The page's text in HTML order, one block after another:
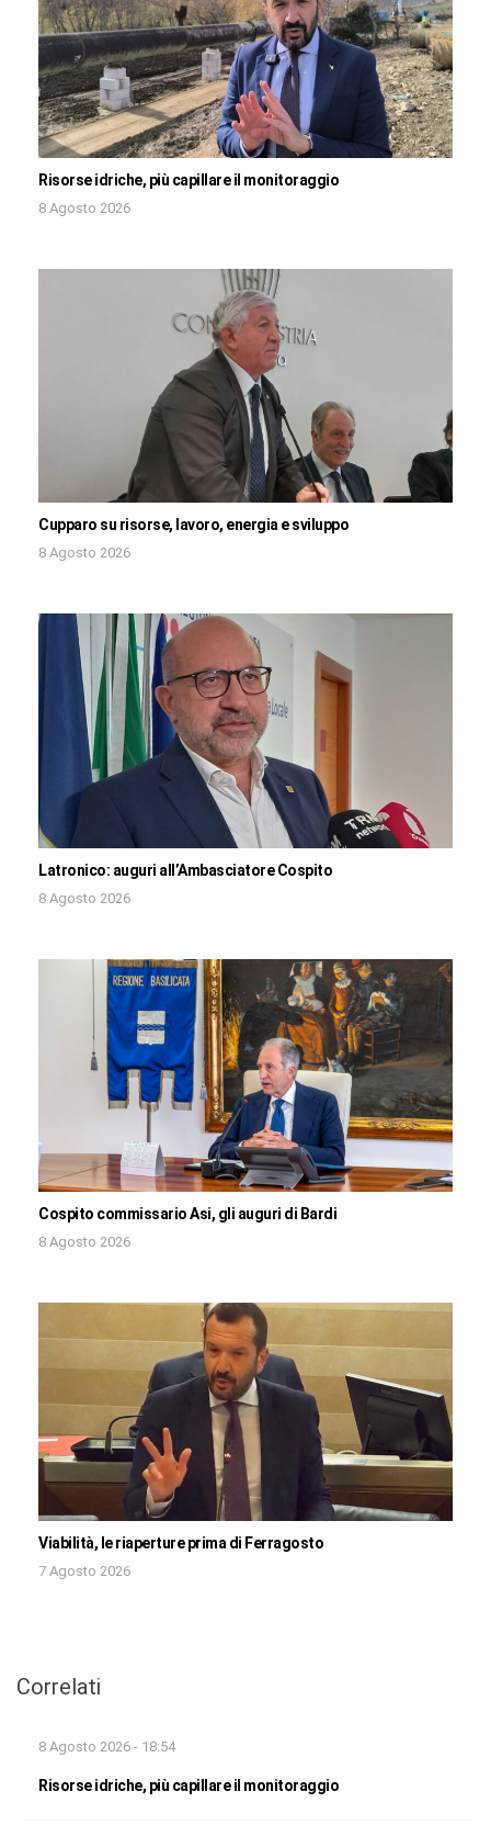
Risorse idriche, più capillare il monitoraggio
8 Agosto 2026
Cupparo su risorse, lavoro, energia e sviluppo
8 Agosto 2026
Latronico: auguri all’Ambasciatore Cospito
8 Agosto 2026
Cospito commissario Asi, gli auguri di Bardi
8 Agosto 2026
Viabilità, le riaperture prima di Ferragosto
7 Agosto 2026
Correlati
8 Agosto 2026 - 18:54
Risorse idriche, più capillare il monitoraggio